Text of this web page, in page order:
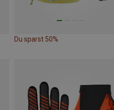
Du sparst 50%